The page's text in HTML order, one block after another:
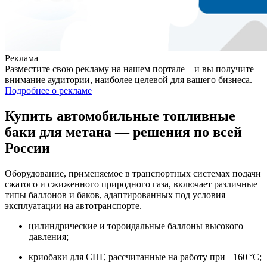
Реклама
Разместите свою рекламу на нашем портале – и вы получите
внимание аудитории, наиболее целевой для вашего бизнеса.
Подробнее о рекламе
Купить автомобильные топливные
баки для метана — решения по всей
России
Оборудование, применяемое в транспортных системах подачи
сжатого и сжиженного природного газа, включает различные
типы баллонов и баков, адаптированных под условия
эксплуатации на автотранспорте.
цилиндрические и тороидальные баллоны высокого
давления;
криобаки для СПГ, рассчитанные на работу при −160 °C;